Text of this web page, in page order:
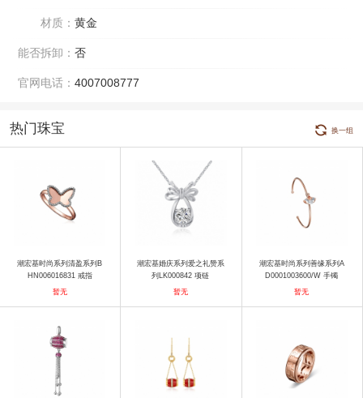
材质： 黄金
能否拆卸： 否
官网电话： 4007008777
热门珠宝 换一组
潮宏基时尚系列清盈系列B
HN006016831 戒指
暂无
潮宏基婚庆系列爱之礼赞系
列LK000842 项链
暂无
潮宏基时尚系列善缘系列A
D0001003600/W 手镯
暂无